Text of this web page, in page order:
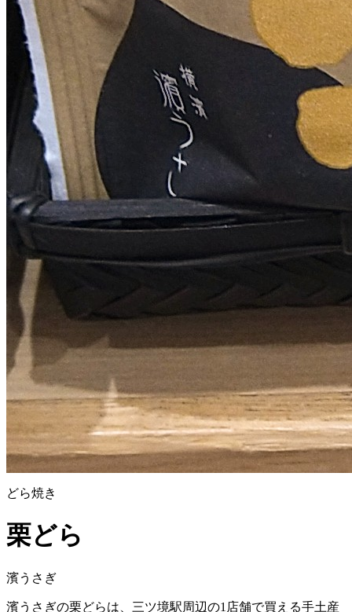
どら焼き
栗どら
濱うさぎ
濱うさぎの栗どらは、三ツ境駅周辺の1店舗で買える手土産